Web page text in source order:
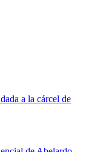
a la cárcel de